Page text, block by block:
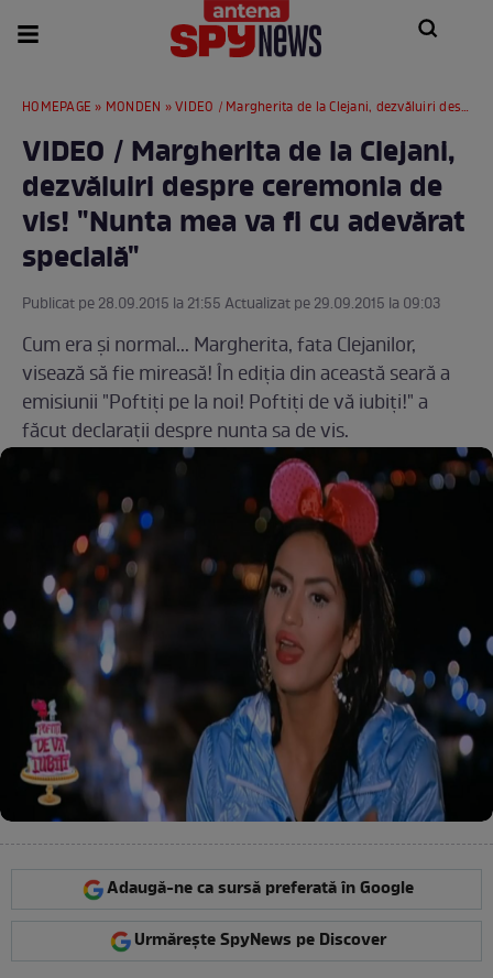
HOMEPAGE » MONDEN » VIDEO / Margherita de la Clejani, dezvăluiri despre ceremonia de vis! "Nunta mea va fi cu adevărat specială"
VIDEO / Margherita de la Clejani,
dezvăluiri despre ceremonia de
vis! "Nunta mea va fi cu adevărat
specială"
Publicat pe 28.09.2015 la 21:55 Actualizat pe 29.09.2015 la 09:03
Cum era şi normal... Margherita, fata Clejanilor,
visează să fie mireasă! În ediţia din această seară a
emisiunii "Poftiţi pe la noi! Poftiţi de vă iubiţi!" a
făcut declaraţii despre nunta sa de vis.
Adaugă-ne ca sursă preferată în Google
Urmărește SpyNews pe Discover